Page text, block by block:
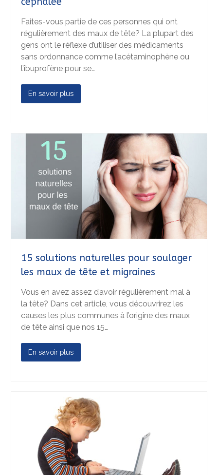
Faites-vous partie de ces personnes qui ont
régulièrement des maux de tête? La plupart des
gens ont le réflexe d’utiliser des médicaments
sans ordonnance comme l’acétaminophène ou
l’ibuprofène pour se…
En savoir plus
15 solutions naturelles pour soulager
les maux de tête et migraines
Vous en avez assez d’avoir régulièrement mal à
la tête? Dans cet article, vous découvrirez les
causes les plus communes à l’origine des maux
de tête ainsi que nos 15…
En savoir plus